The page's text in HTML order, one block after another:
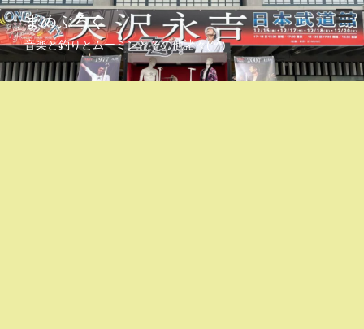
まめぶろぐ
音楽と釣りとムーミンとその他諸々(^^)